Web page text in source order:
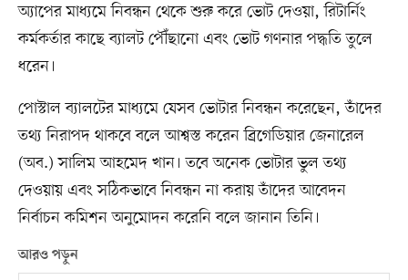
অ্যাপের মাধ্যমে নিবন্ধন থেকে শুরু করে ভোট দেওয়া, রিটার্নিং
কর্মকর্তার কাছে ব্যালট পৌঁছানো এবং ভোট গণনার পদ্ধতি তুলে
ধরেন।
পোস্টাল ব্যালটের মাধ্যমে যেসব ভোটার নিবন্ধন করেছেন, তাঁদের
তথ্য নিরাপদ থাকবে বলে আশ্বস্ত করেন ব্রিগেডিয়ার জেনারেল
(অব.) সালিম আহমেদ খান। তবে অনেক ভোটার ভুল তথ্য
দেওয়ায় এবং সঠিকভাবে নিবন্ধন না করায় তাঁদের আবেদন
নির্বাচন কমিশন অনুমোদন করেনি বলে জানান তিনি।
আরও পড়ুন